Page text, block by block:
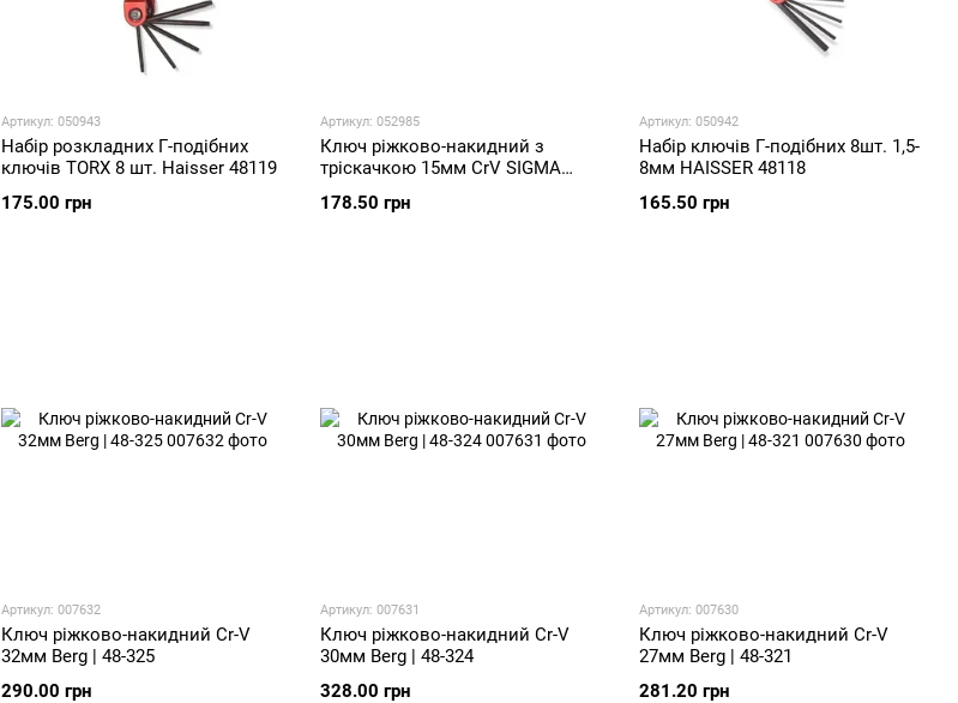
Артикул: 050943
Набір розкладних Г-подібних
ключів TORX 8 шт. Haisser 48119
175.00 грн
Артикул: 052985
Ключ ріжково-накидний з
тріскачкою 15мм CrV SIGMA
178.50 грн
Артикул: 050942
Набір ключів Г-подібних 8шт. 1,5-
8мм HAISSER 48118
165.50 грн
Артикул: 007632
Ключ ріжково-накидний Cr-V
32мм Berg | 48-325
290.00 грн
Артикул: 007631
Ключ ріжково-накидний Cr-V
30мм Berg | 48-324
328.00 грн
Артикул: 007630
Ключ ріжково-накидний Cr-V
27мм Berg | 48-321
281.20 грн